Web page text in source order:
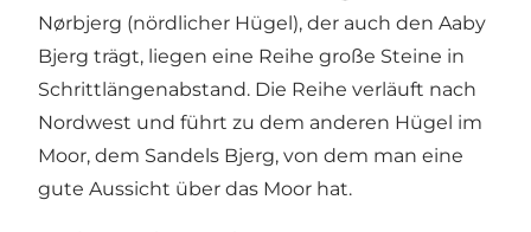
Nørbjerg (nördlicher Hügel), der auch den Aaby
Bjerg trägt, liegen eine Reihe große Steine in
Schrittlängenabstand. Die Reihe verläuft nach
Nordwest und führt zu dem anderen Hügel im
Moor, dem Sandels Bjerg, von dem man eine
gute Aussicht über das Moor hat.